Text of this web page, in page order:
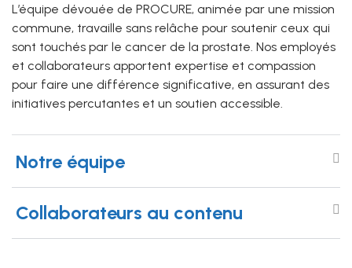
L’équipe dévouée de PROCURE, animée par une mission
commune, travaille sans relâche pour soutenir ceux qui
sont touchés par le cancer de la prostate. Nos employés
et collaborateurs apportent expertise et compassion
pour faire une différence significative, en assurant des
initiatives percutantes et un soutien accessible.
Notre équipe
Collaborateurs au contenu